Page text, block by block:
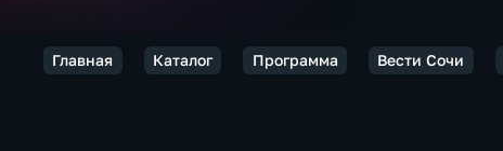
Главная Каталог Программа Вести Сочи